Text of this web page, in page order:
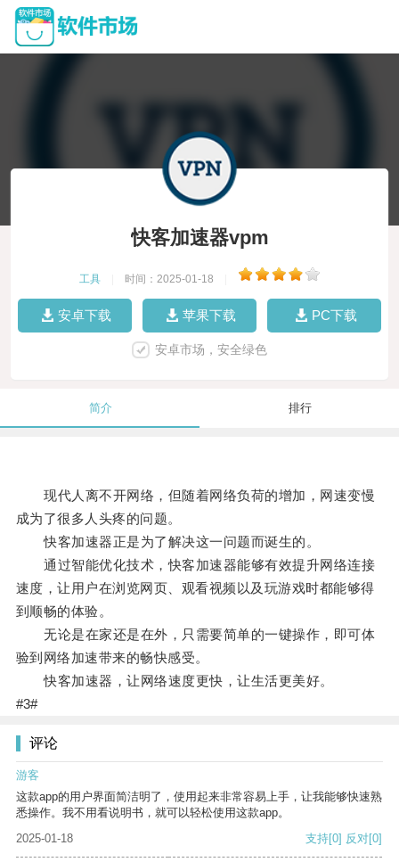
快客加速器vpm
工具 时间：2025-01-18
安卓下载 苹果下载 PC下载
安卓市场，安全绿色
简介 排行
现代人离不开网络，但随着网络负荷的增加，网速变慢
成为了很多人头疼的问题。
快客加速器正是为了解决这一问题而诞生的。
通过智能优化技术，快客加速器能够有效提升网络连接
速度，让用户在浏览网页、观看视频以及玩游戏时都能够得
到顺畅的体验。
无论是在家还是在外，只需要简单的一键操作，即可体
验到网络加速带来的畅快感受。
快客加速器，让网络速度更快，让生活更美好。
#3#
评论
游客
这款app的用户界面简洁明了，使用起来非常容易上手，让我能够快速熟
悉操作。我不用看说明书，就可以轻松使用这款app。
2025-01-18
支持[0] 反对[0]